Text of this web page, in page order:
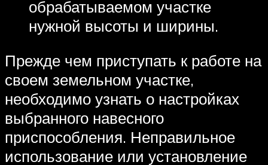
обрабатываемом участке
нужной высоты и ширины.
Прежде чем приступать к работе на
своем земельном участке,
необходимо узнать о настройках
выбранного навесного
приспособления. Неправильное
использование или установление